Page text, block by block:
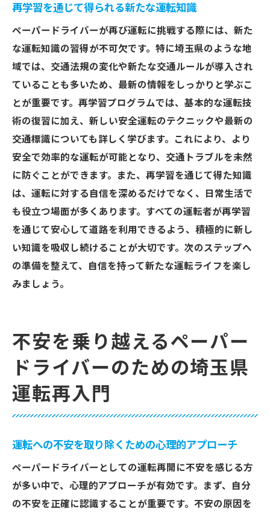
再学習を通じて得られる新たな運転知識
ペーパードライバーが再び運転に挑戦する際には、新た
な運転知識の習得が不可欠です。特に埼玉県のような地
域では、交通法規の変化や新たな交通ルールが導入され
ていることも多いため、最新の情報をしっかりと学ぶこ
とが重要です。再学習プログラムでは、基本的な運転技
術の復習に加え、新しい安全運転のテクニックや最新の
交通標識についても詳しく学びます。これにより、より
安全で効率的な運転が可能となり、交通トラブルを未然
に防ぐことができます。また、再学習を通じて得た知識
は、運転に対する自信を深めるだけでなく、日常生活で
も役立つ場面が多くあります。すべての運転者が再学習
を通じて安心して道路を利用できるよう、積極的に新し
い知識を吸収し続けることが大切です。次のステップへ
の準備を整えて、自信を持って新たな運転ライフを楽し
みましょう。
不安を乗り越えるペーパー
ドライバーのための埼玉県
運転再入門
運転への不安を取り除くための心理的アプローチ
ペーパードライバーとしての運転再開に不安を感じる方
が多い中で、心理的アプローチが有効です。まず、自分
の不安を正確に認識することが重要です。不安の原因を